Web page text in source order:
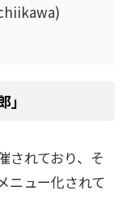
されており、そ
ニュー化されて